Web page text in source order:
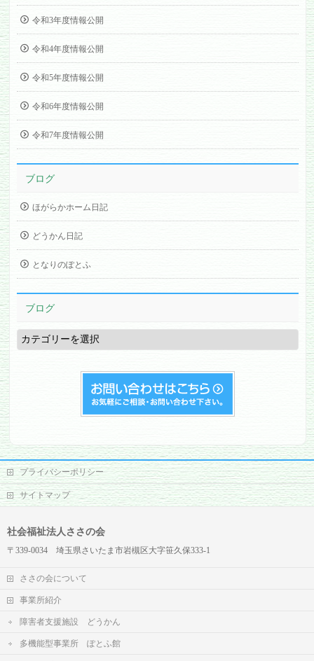
令和3年度情報公開
令和4年度情報公開
令和5年度情報公開
令和6年度情報公開
令和7年度情報公開
ブログ
ほがらかホーム日記
どうかん日記
となりのぽとふ
ブログ
ブ
ロ
グ
プライバシーポリシー
サイトマップ
社会福祉法人ささの会
〒339-0034 埼玉県さいたま市岩槻区大字笹久保333-1
ささの会について
事業所紹介
障害者支援施設 どうかん
多機能型事業所 ぽとふ館